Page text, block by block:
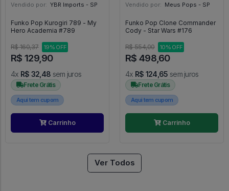
Vendido por: YBR Imports - SP
Funko Pop Kurogiri 789 - My
Hero Academia #789
R$ 160,37 19% OFF
R$ 129,90
4x R$ 32,48 sem juros
Frete Grátis
Aqui tem cupom
Carrinho
Vendido por: Meus Pops - SP
Funko Pop Clone Commander
Cody - Star Wars #176
R$ 554,00 10% OFF
R$ 498,60
4x R$ 124,65 sem juros
Frete Grátis
Aqui tem cupom
Carrinho
Ver Todos